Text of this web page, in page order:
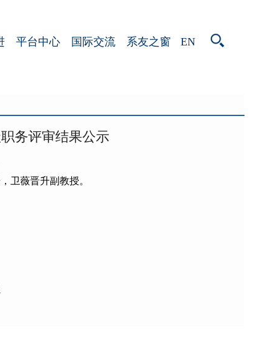
平台中心 国际交流 系友之窗 EN
务评审结果公示
卫薇晋升副教授。